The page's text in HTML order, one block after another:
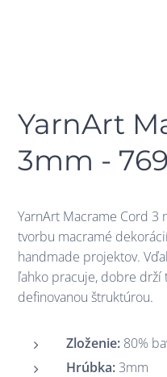
YarnArt
3mm - 769
YarnArt Macrame Cord 3
tvorbu macramé
handmade projektov.
ľahko pracuje, dobre drží
definovanou štruktúrou.
Zloženie: 80%
Hrúbka: 3mm